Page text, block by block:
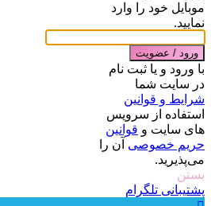
موبایل خود را وارد
نمایید.
ورود / عضویت
با ورود و یا ثبت نام
در سایت شما
شرایط و قوانین
استفاده از سرویس
های سایت و قوانین
حریم خصوصی آن را
می‌پذیرید.
بستن
پشتیبانی تلگرام